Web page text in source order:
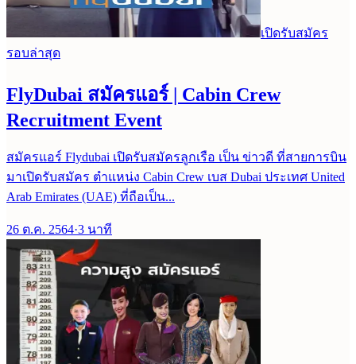
เปิดรับสมัคร
รอบล่าสุด
FlyDubai สมัครแอร์ | Cabin Crew
Recruitment Event
สมัครแอร์ Flydubai เปิดรับสมัครลูกเรือ เป็น ข่าวดี ที่สายการบิน
มาเปิดรับสมัคร ตำแหน่ง Cabin Crew เบส Dubai ประเทศ United
Arab Emirates (UAE) ที่ถือเป็น...
26 ต.ค. 2564·3 นาที